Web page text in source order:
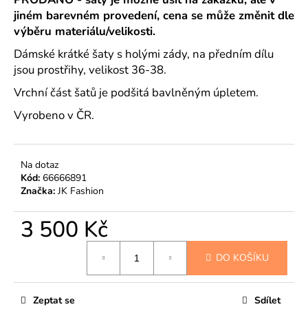
jiném barevném provedení, cena se může změnit dle
výběru materiálu/velikosti.
Dámské krátké šaty s holými zády, na předním dílu
jsou prostřihy, velikost 36-38.
Vrchní část šatů je podšitá bavlněným úpletem.
Vyrobeno v ČR.
Na dotaz
Kód: 66666891
Značka: JK Fashion
3 500 Kč
DO KOŠÍKU
Zeptat se Sdílet
u
j
e
m
e